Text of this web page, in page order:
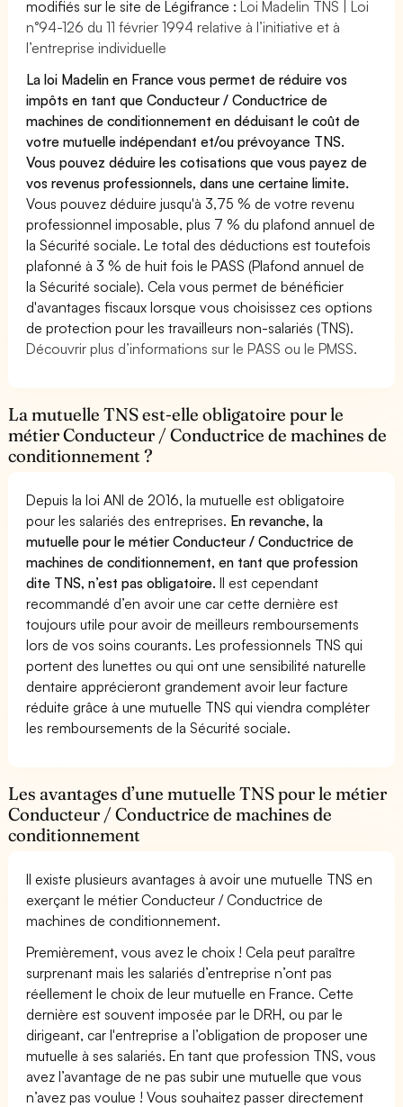
modifiés sur le site de Légifrance :Loi Madelin TNS | Loi
n°94-126 du 11 février 1994 relative à l’initiative et à
l’entreprise individuelle
La loi Madelin en France vous permet de réduire vos
impôts en tant que Conducteur / Conductrice de
machines de conditionnement en déduisant le coût de
votre mutuelle indépendant et/ou prévoyance TNS.
Vous pouvez déduire les cotisations que vous payez de
vos revenus professionnels, dans une certaine limite.
Vous pouvez déduire jusqu'à 3,75 % de votre revenu
professionnel imposable, plus 7 % du plafond annuel de
la Sécurité sociale. Le total des déductions est toutefois
plafonné à 3 % de huit fois le PASS (Plafond annuel de
la Sécurité sociale). Cela vous permet de bénéficier
d'avantages fiscaux lorsque vous choisissez ces options
de protection pour les travailleurs non-salariés (TNS).
Découvrir plus d’informations sur le PASS ou le PMSS.
La mutuelle TNS est-elle obligatoire pour le
métier Conducteur / Conductrice de machines de
conditionnement ?
Depuis la loi ANI de 2016, la mutuelle est obligatoire
pour les salariés des entreprises. En revanche, la
mutuelle pour le métier Conducteur / Conductrice de
machines de conditionnement, en tant que profession
dite TNS, n’est pas obligatoire.Il est cependant
recommandé d’en avoir une car cette dernière est
toujours utile pour avoir de meilleurs remboursements
lors de vos soins courants. Les professionnels TNS qui
portent des lunettes ou qui ont une sensibilité naturelle
dentaire apprécieront grandement avoir leur facture
réduite grâce à une mutuelle TNS qui viendra compléter
les remboursements de la Sécurité sociale.
Les avantages d’une mutuelle TNS pour le métier
Conducteur / Conductrice de machines de
conditionnement
Il existe plusieurs avantages à avoir une mutuelle TNS en
exerçant le métier Conducteur / Conductrice de
machines de conditionnement.
Premièrement, vous avez le choix ! Cela peut paraître
surprenant mais les salariés d’entreprise n’ont pas
réellement le choix de leur mutuelle en France. Cette
dernière est souvent imposée par le DRH, ou par le
dirigeant, car l'entreprise a l’obligation de proposer une
mutuelle à ses salariés. En tant que profession TNS, vous
avez l’avantage de ne pas subir une mutuelle que vous
n’avez pas voulue ! Vous souhaitez passer directement